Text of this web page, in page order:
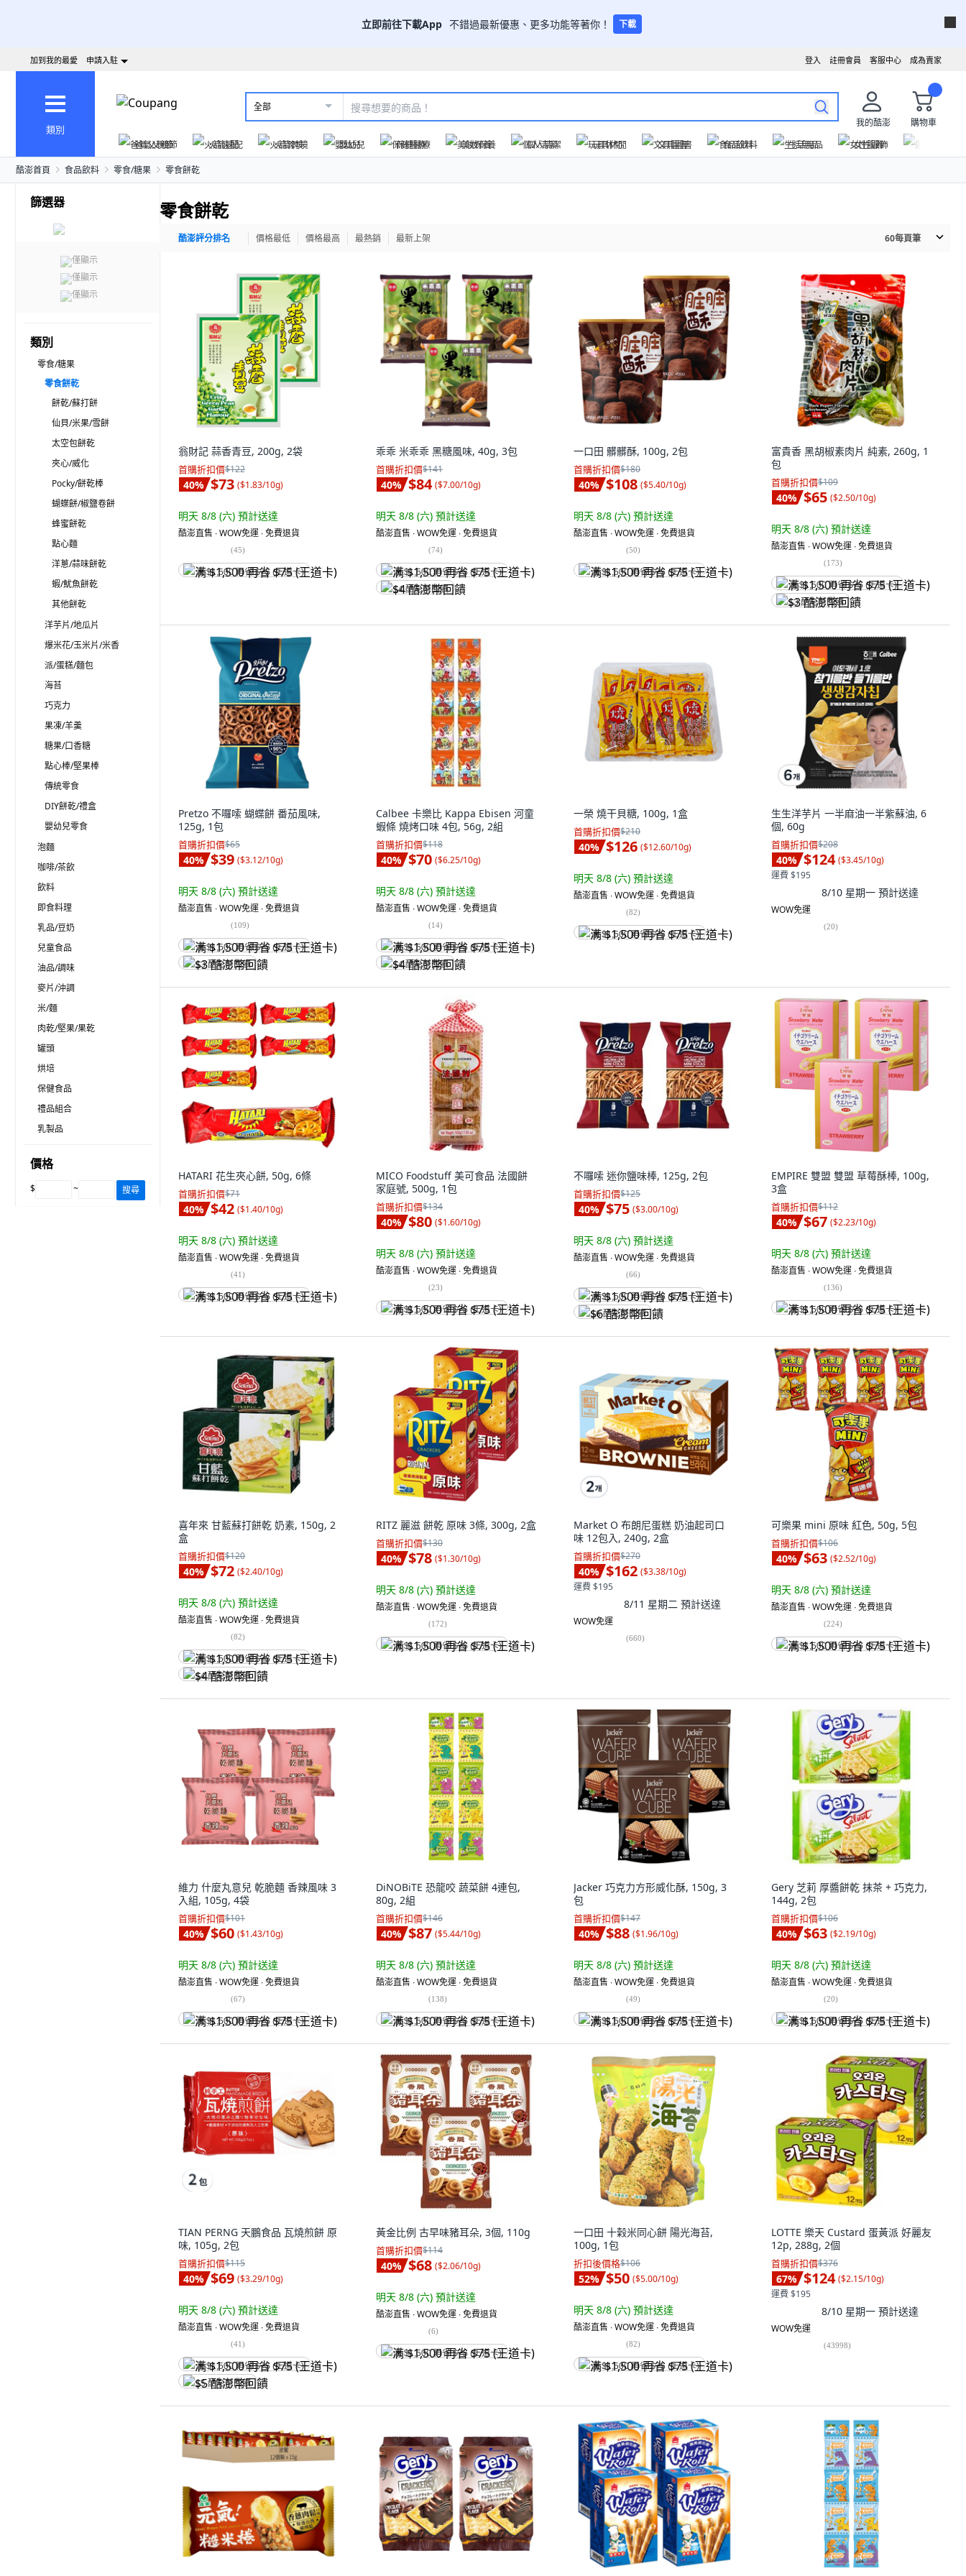
立即前往下載App 不錯過最新優惠、更多功能等著你！ 下載
成為賣家
客服中心
註冊會員
登入
加到我的最愛 申請入駐
類別
全部
我的酷澎
購物車
爸氣父親節
火箭速配 火箭跨境 嬰幼兒 保健醫療 美妝保養 個人清潔 玩具休閒 文具圖書 食品飲料 生活用品 女性服飾
酷澎首頁 食品飲料 零食/糖果 零食餅乾
篩選器
僅顯示
僅顯示
僅顯示
類別
零食/糖果
零食餅乾
餅乾/蘇打餅
仙貝/米果/雪餅
太空包餅乾
夾心/威化
Pocky/餅乾棒
蝴蝶餅/椒鹽卷餅
蜂蜜餅乾
點心麵
洋蔥/蒜味餅乾
蝦/魷魚餅乾
其他餅乾
洋芋片/地瓜片
爆米花/玉米片/米香
派/蛋糕/麵包
海苔
巧克力
果凍/羊羹
糖果/口香糖
點心棒/堅果棒
傳統零食
DIY餅乾/禮盒
嬰幼兒零食
泡麵
咖啡/茶飲
飲料
即食料理
乳品/豆奶
兒童食品
油品/調味
麥片/沖調
米/麵
肉乾/堅果/果乾
罐頭
烘培
保健食品
禮品組合
乳製品
價格
$ ~ 搜尋
零食餅乾
酷澎評分排名 價格最低 價格最高 最熱銷 最新上架 60每頁筆
翁財記 蒜香青豆, 200g, 2袋
首購折扣價$122
40% $73 ($1.83/10g)
明天 8/8 (六) 預計送達
酷澎直售 ∙ WOW免運 ∙ 免費退貨
(45)
满 $1,500 再省 $75 (王道卡)
乖乖 米乖乖 黑糖風味, 40g, 3包
首購折扣價$141
40% $84 ($7.00/10g)
明天 8/8 (六) 預計送達
酷澎直售 ∙ WOW免運 ∙ 免費退貨
(74)
满 $1,500 再省 $75 (王道卡)
$4 酷澎幣回饋
一口田 髒髒酥, 100g, 2包
首購折扣價$180
40% $108 ($5.40/10g)
明天 8/8 (六) 預計送達
酷澎直售 ∙ WOW免運 ∙ 免費退貨
(50)
满 $1,500 再省 $75 (王道卡)
富貴香 黑胡椒素肉片 純素, 260g, 1
包
首購折扣價$109
40% $65 ($2.50/10g)
明天 8/8 (六) 預計送達
酷澎直售 ∙ WOW免運 ∙ 免費退貨
(173)
满 $1,500 再省 $75 (王道卡)
$3 酷澎幣回饋
Pretzo 不囉嗦 蝴蝶餅 番茄風味,
125g, 1包
首購折扣價$65
40% $39 ($3.12/10g)
明天 8/8 (六) 預計送達
酷澎直售 ∙ WOW免運 ∙ 免費退貨
(109)
满 $1,500 再省 $75 (王道卡)
$3 酷澎幣回饋
Calbee 卡樂比 Kappa Ebisen 河童
蝦條 燒烤口味 4包, 56g, 2組
首購折扣價$118
40% $70 ($6.25/10g)
明天 8/8 (六) 預計送達
酷澎直售 ∙ WOW免運 ∙ 免費退貨
(14)
满 $1,500 再省 $75 (王道卡)
$4 酷澎幣回饋
一榮 燒干貝糖, 100g, 1盒
首購折扣價$210
40% $126 ($12.60/10g)
明天 8/8 (六) 預計送達
酷澎直售 ∙ WOW免運 ∙ 免費退貨
(82)
满 $1,500 再省 $75 (王道卡)
生生洋芋片 一半麻油一半紫蘇油, 6
個, 60g
首購折扣價$208
40% $124 ($3.45/10g)
運費 $195
8/10 星期一 預計送達
WOW免運
(20)
HATARI 花生夾心餅, 50g, 6條
首購折扣價$71
40% $42 ($1.40/10g)
明天 8/8 (六) 預計送達
酷澎直售 ∙ WOW免運 ∙ 免費退貨
(41)
满 $1,500 再省 $75 (王道卡)
MICO Foodstuff 美可食品 法國餅
家庭號, 500g, 1包
首購折扣價$134
40% $80 ($1.60/10g)
明天 8/8 (六) 預計送達
酷澎直售 ∙ WOW免運 ∙ 免費退貨
(23)
满 $1,500 再省 $75 (王道卡)
不囉嗦 迷你鹽味棒, 125g, 2包
首購折扣價$125
40% $75 ($3.00/10g)
明天 8/8 (六) 預計送達
酷澎直售 ∙ WOW免運 ∙ 免費退貨
(66)
满 $1,500 再省 $75 (王道卡)
$6 酷澎幣回饋
EMPIRE 雙盟 雙盟 草莓酥棒, 100g,
3盒
首購折扣價$112
40% $67 ($2.23/10g)
明天 8/8 (六) 預計送達
酷澎直售 ∙ WOW免運 ∙ 免費退貨
(136)
满 $1,500 再省 $75 (王道卡)
喜年來 甘藍蘇打餅乾 奶素, 150g, 2
盒
首購折扣價$120
40% $72 ($2.40/10g)
明天 8/8 (六) 預計送達
酷澎直售 ∙ WOW免運 ∙ 免費退貨
(82)
满 $1,500 再省 $75 (王道卡)
$4 酷澎幣回饋
RITZ 麗滋 餅乾 原味 3條, 300g, 2盒
首購折扣價$130
40% $78 ($1.30/10g)
明天 8/8 (六) 預計送達
酷澎直售 ∙ WOW免運 ∙ 免費退貨
(172)
满 $1,500 再省 $75 (王道卡)
Market O 布朗尼蛋糕 奶油起司口
味 12包入, 240g, 2盒
首購折扣價$270
40% $162 ($3.38/10g)
運費 $195
8/11 星期二 預計送達
WOW免運
(660)
可樂果 mini 原味 紅色, 50g, 5包
首購折扣價$106
40% $63 ($2.52/10g)
明天 8/8 (六) 預計送達
酷澎直售 ∙ WOW免運 ∙ 免費退貨
(224)
满 $1,500 再省 $75 (王道卡)
維力 什麼丸意兒 乾脆麵 香辣風味 3
入組, 105g, 4袋
首購折扣價$101
40% $60 ($1.43/10g)
明天 8/8 (六) 預計送達
酷澎直售 ∙ WOW免運 ∙ 免費退貨
(67)
满 $1,500 再省 $75 (王道卡)
DiNOBiTE 恐龍咬 蔬菜餅 4連包,
80g, 2組
首購折扣價$146
40% $87 ($5.44/10g)
明天 8/8 (六) 預計送達
酷澎直售 ∙ WOW免運 ∙ 免費退貨
(138)
满 $1,500 再省 $75 (王道卡)
Jacker 巧克力方形威化酥, 150g, 3
包
首購折扣價$147
40% $88 ($1.96/10g)
明天 8/8 (六) 預計送達
酷澎直售 ∙ WOW免運 ∙ 免費退貨
(49)
满 $1,500 再省 $75 (王道卡)
Gery 芝莉 厚醬餅乾 抹茶 + 巧克力,
144g, 2包
首購折扣價$106
40% $63 ($2.19/10g)
明天 8/8 (六) 預計送達
酷澎直售 ∙ WOW免運 ∙ 免費退貨
(20)
满 $1,500 再省 $75 (王道卡)
TIAN PERNG 天鵬食品 瓦燒煎餅 原
味, 105g, 2包
首購折扣價$115
40% $69 ($3.29/10g)
明天 8/8 (六) 預計送達
酷澎直售 ∙ WOW免運 ∙ 免費退貨
(41)
满 $1,500 再省 $75 (王道卡)
$5 酷澎幣回饋
黃金比例 古早味豬耳朵, 3個, 110g
首購折扣價$114
40% $68 ($2.06/10g)
明天 8/8 (六) 預計送達
酷澎直售 ∙ WOW免運 ∙ 免費退貨
(6)
满 $1,500 再省 $75 (王道卡)
一口田 十榖米同心餅 陽光海苔,
100g, 1包
折扣後價格$106
52% $50 ($5.00/10g)
明天 8/8 (六) 預計送達
酷澎直售 ∙ WOW免運 ∙ 免費退貨
(82)
满 $1,500 再省 $75 (王道卡)
LOTTE 樂天 Custard 蛋黃派 好麗友
12p, 288g, 2個
首購折扣價$376
67% $124 ($2.15/10g)
運費 $195
8/10 星期一 預計送達
WOW免運
(43998)